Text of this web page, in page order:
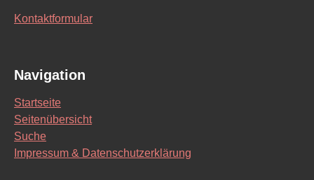
Kontaktformular
Navigation
Startseite
Seitenübersicht
Suche
Impressum & Datenschutzerklärung